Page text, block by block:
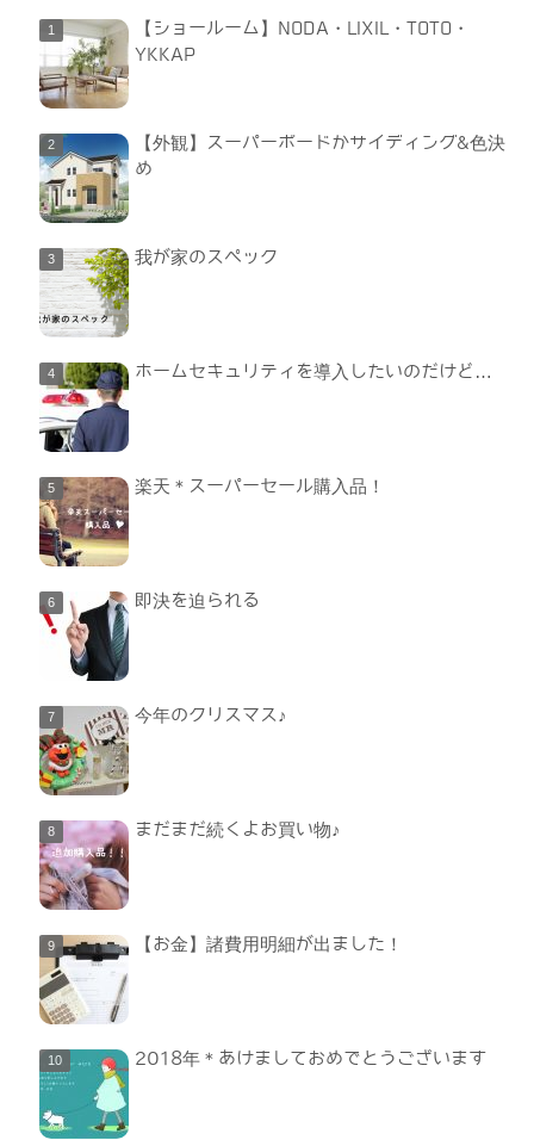
【ショールーム】NODA・LIXIL・TOTO・
YKKAP
【外観】スーパーボードかサイディング&色決
め
我が家のスペック
ホームセキュリティを導入したいのだけど…
楽天＊スーパーセール購入品！
即決を迫られる
今年のクリスマス♪
まだまだ続くよお買い物♪
【お金】諸費用明細が出ました！
2018年＊あけましておめでとうございます